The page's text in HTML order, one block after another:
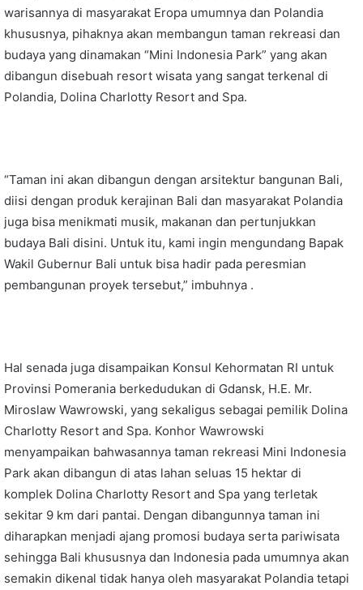
warisannya di masyarakat Eropa umumnya dan Polandia
khususnya, pihaknya akan membangun taman rekreasi dan
budaya yang dinamakan “Mini Indonesia Park” yang akan
dibangun disebuah resort wisata yang sangat terkenal di
Polandia, Dolina Charlotty Resort and Spa.
“Taman ini akan dibangun dengan arsitektur bangunan Bali,
diisi dengan produk kerajinan Bali dan masyarakat Polandia
juga bisa menikmati musik, makanan dan pertunjukkan
budaya Bali disini. Untuk itu, kami ingin mengundang Bapak
Wakil Gubernur Bali untuk bisa hadir pada peresmian
pembangunan proyek tersebut,” imbuhnya .
Hal senada juga disampaikan Konsul Kehormatan RI untuk
Provinsi Pomerania berkedudukan di Gdansk, H.E. Mr.
Miroslaw Wawrowski, yang sekaligus sebagai pemilik Dolina
Charlotty Resort and Spa. Konhor Wawrowski
menyampaikan bahwasannya taman rekreasi Mini Indonesia
Park akan dibangun di atas lahan seluas 15 hektar di
komplek Dolina Charlotty Resort and Spa yang terletak
sekitar 9 km dari pantai. Dengan dibangunnya taman ini
diharapkan menjadi ajang promosi budaya serta pariwisata
sehingga Bali khususnya dan Indonesia pada umumnya akan
semakin dikenal tidak hanya oleh masyarakat Polandia tetapi